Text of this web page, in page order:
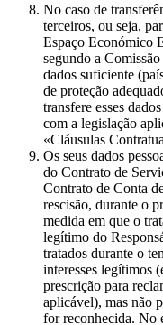
No caso de
terceiros, ou seja,
Espaço Económico
segundo a
dados suficiente
de proteção
transfere esses
com a legislação
«Cláusulas
Os seus dados
do Contrato de
Contrato de Conta
rescisão, durante o
medida em que o
legítimo do
tratados durante o
interesses legítimos
prescrição para
aplicável), mas não
for reconhecida. No